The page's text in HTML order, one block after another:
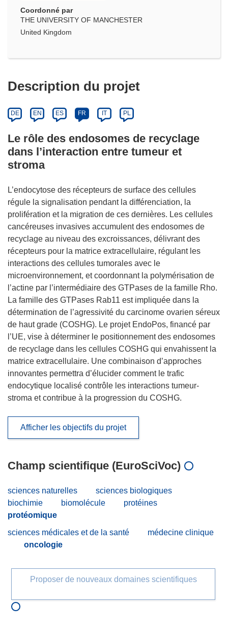
Coordonné par
THE UNIVERSITY OF MANCHESTER
United Kingdom
Description du projet
DE EN ES FR IT PL
Le rôle des endosomes de recyclage
dans l’interaction entre tumeur et
stroma
L’endocytose des récepteurs de surface des cellules
régule la signalisation pendant la différenciation, la
prolifération et la migration de ces dernières. Les cellules
cancéreuses invasives accumulent des endosomes de
recyclage au niveau des excroissances, délivrant des
récepteurs pour la matrice extracellulaire, régulant les
interactions des cellules tumorales avec le
microenvironnement, et coordonnant la polymérisation de
l’actine par l’intermédiaire des GTPases de la famille Rho.
La famille des GTPases Rab11 est impliquée dans la
détermination de l’agressivité du carcinome ovarien séreux
de haut grade (COSHG). Le projet EndoPos, financé par
l’UE, vise à déterminer le positionnement des endosomes
de recyclage dans les cellules COSHG qui envahissent la
matrice extracellulaire. Une combinaison d’approches
innovantes permettra d’élucider comment le trafic
endocytique localisé contrôle les interactions tumeur-
stroma et contribue à la progression du COSHG.
Afficher les objectifs du projet
Champ scientifique (EuroSciVoc)
sciences naturelles
sciences biologiques
biochimie
biomolécule
protéines
protéomique
sciences médicales et de la santé
médecine clinique
oncologie
Proposer de nouveaux domaines scientifiques